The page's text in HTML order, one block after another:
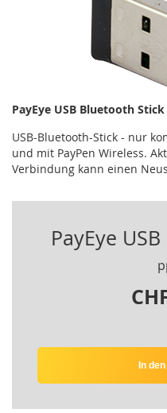
PayEye USB Bluetooth Stick
USB-Bluetooth-Stick - nur
und mit PayPen Wireless.
Verbindung kann einen
PayEye
In